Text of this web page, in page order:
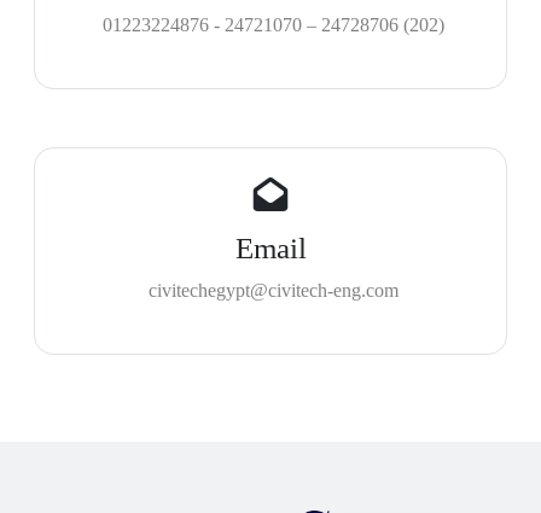
(202) 24728706 – 24721070 - 01223224876
Email
civitechegypt@civitech-eng.com